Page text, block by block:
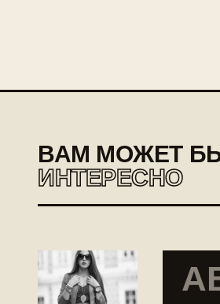
ВАМ МОЖЕТ
ИНТЕРЕСНО